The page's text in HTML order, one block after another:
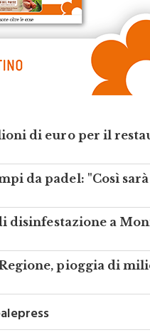
di euro per il
da padel: "Così
disinfestazione a
pioggia di